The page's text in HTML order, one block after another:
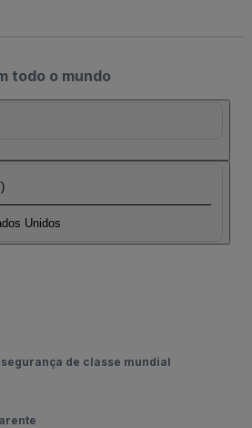
todo o mundo
Unidos
de classe mundial